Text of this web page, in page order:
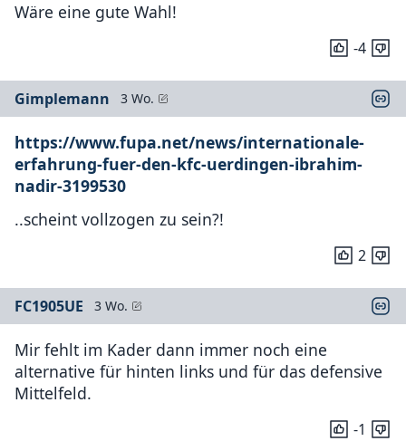
Wäre eine gute Wahl!
-4
Gimplemann 3 Wo.
https://www.fupa.net/news/internationale-
erfahrung-fuer-den-kfc-uerdingen-ibrahim-
nadir-3199530
..scheint vollzogen zu sein?!
2
FC1905UE 3 Wo.
Mir fehlt im Kader dann immer noch eine
alternative für hinten links und für das defensive
Mittelfeld.
-1